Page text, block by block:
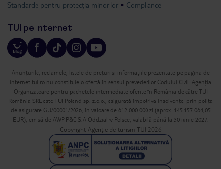
Standarde pentru protecția minorilor
Compliance
TUI pe internet
Anunțurile, reclamele, listele de prețuri și informațiile prezentate pe pagina de
internet tui.ro nu constituie o ofertă în sensul prevederilor Codului Civil. Agenția
Organizatoare pentru pachetele intermediate oferite în România de către TUI
România SRL este TUI Poland sp. z.o.o., asigurată împotriva insolvenței prin polița
de asigurare GU/00001/2026, în valoare de 612 000 000 zl (aprox. 145.157.064,05
EUR), emisă de AWP P&C S.A Oddzial w Polsce, valabilă până la 30 iunie 2027.
Copyright Agenție de turism TUI 2026